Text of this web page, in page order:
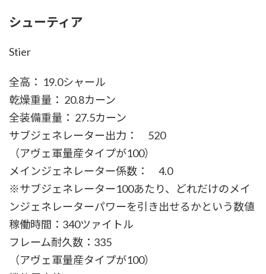
シューティア
Stier
全高： 19.0シャール
乾燥重量： 20.8カーン
全装備重量： 27.5カーン
サブジェネレーター出力： 520
（アヴェ軍量産タイプが100）
メインジェネレーター係数： 4.0
※サブジェネレーター100あたり、どれだけのメイ
ンジェネレーターパワーを引き出せるかという数値
稼働時間：340ツァイトル
フレーム耐久数：335
（アヴェ軍量産タイプが100）